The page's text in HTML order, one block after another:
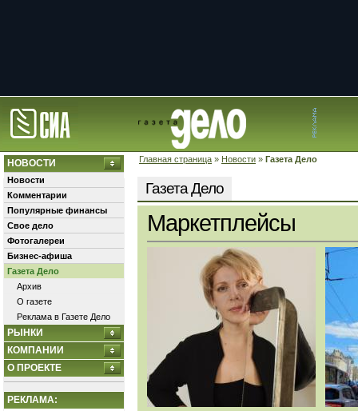
Главная страница » Новости » Газета Дело
НОВОСТИ
Новости
Комментарии
Популярные финансы
Свое дело
Фотогалереи
Бизнес-афиша
Газета Дело
Архив
О газете
Реклама в Газете Дело
РЫНКИ
КОМПАНИИ
О ПРОЕКТЕ
РЕКЛАМА:
Газета Дело
Маркетплейсы